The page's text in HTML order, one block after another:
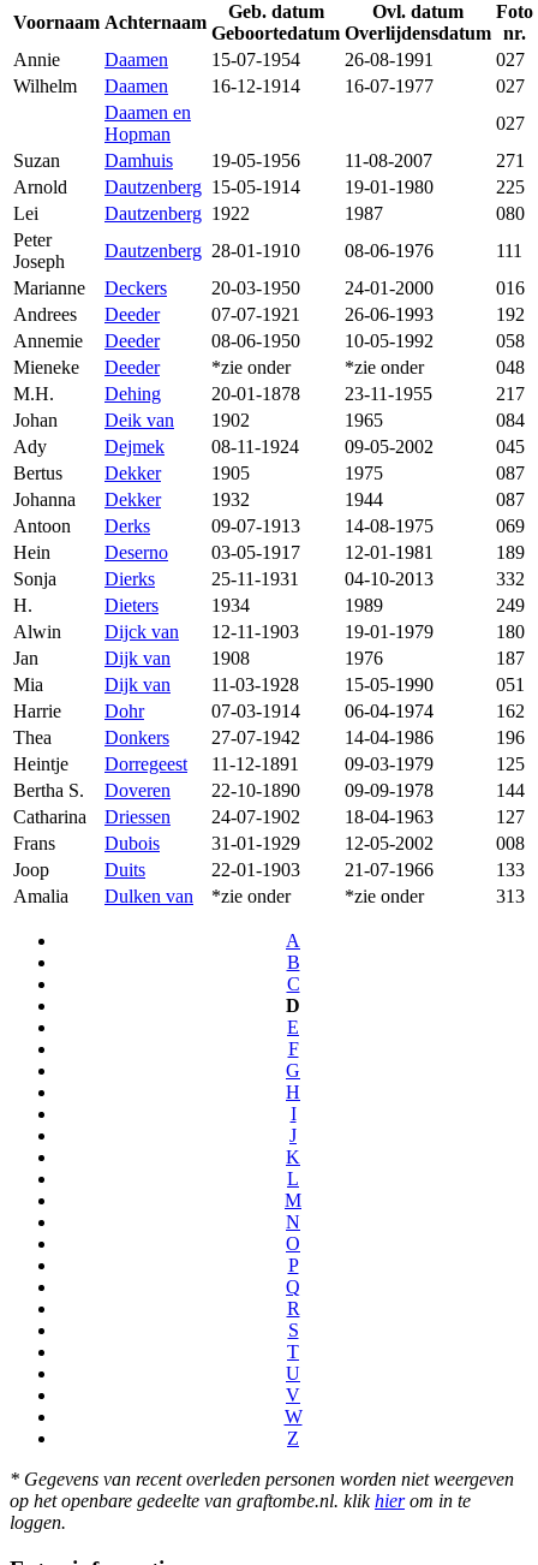
Voornaam Achternaam
Geb. datum
Geboortedatum
Ovl. datum
Overlijdensdatum
Foto
nr.
Annie
Daamen 15-07-1954 26-08-1991
027
Wilhelm
Daamen 16-12-1914 16-07-1977
027
Daamen en
Hopman
027
Suzan
Damhuis 19-05-1956 11-08-2007
271
Arnold
Dautzenberg 15-05-1914 19-01-1980
225
Lei
Dautzenberg 1922 1987
080
Peter
Joseph
Dautzenberg 28-01-1910 08-06-1976
111
Marianne
Deckers 20-03-1950 24-01-2000
016
Andrees
Deeder 07-07-1921 26-06-1993
192
Annemie
Deeder 08-06-1950 10-05-1992
058
Mieneke
Deeder *zie onder *zie onder
048
M.H.
Dehing 20-01-1878 23-11-1955
217
Johan
Deik van 1902 1965
084
Ady
Dejmek 08-11-1924 09-05-2002
045
Bertus
Dekker 1905 1975
087
Johanna
Dekker 1932 1944
087
Antoon
Derks 09-07-1913 14-08-1975
069
Hein
Deserno 03-05-1917 12-01-1981
189
Sonja
Dierks 25-11-1931 04-10-2013
332
H.
Dieters 1934 1989
249
Alwin
Dijck van 12-11-1903 19-01-1979
180
Jan
Dijk van 1908 1976
187
Mia
Dijk van 11-03-1928 15-05-1990
051
Harrie
Dohr 07-03-1914 06-04-1974
162
Thea
Donkers 27-07-1942 14-04-1986
196
Heintje
Dorregeest 11-12-1891 09-03-1979
125
Bertha S.
Doveren 22-10-1890 09-09-1978
144
Catharina
Driessen 24-07-1902 18-04-1963
127
Frans
Dubois 31-01-1929 12-05-2002
008
Joop
Duits 22-01-1903 21-07-1966
133
Amalia
Dulken van *zie onder *zie onder 313
A
B
C
D
E
F
G
H
I
J
K
L
M
N
O
P
Q
R
S
T
U
V
W
Z
* Gegevens van recent overleden personen worden niet weergeven
op het openbare gedeelte van graftombe.nl. klikhierom in te
loggen.